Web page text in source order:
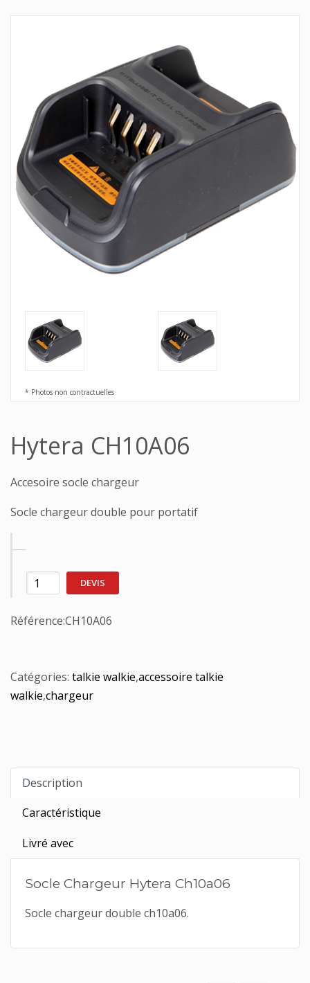
* Photos non contractuelles
Hytera CH10A06
Accesoire socle chargeur
Socle chargeur double pour portatif
DEVIS
Référence:CH10A06
Catégories: talkie walkie,accessoire talkie
walkie,chargeur
Description
Caractéristique
Livré avec
Socle Chargeur Hytera Ch10a06
Socle chargeur double ch10a06.